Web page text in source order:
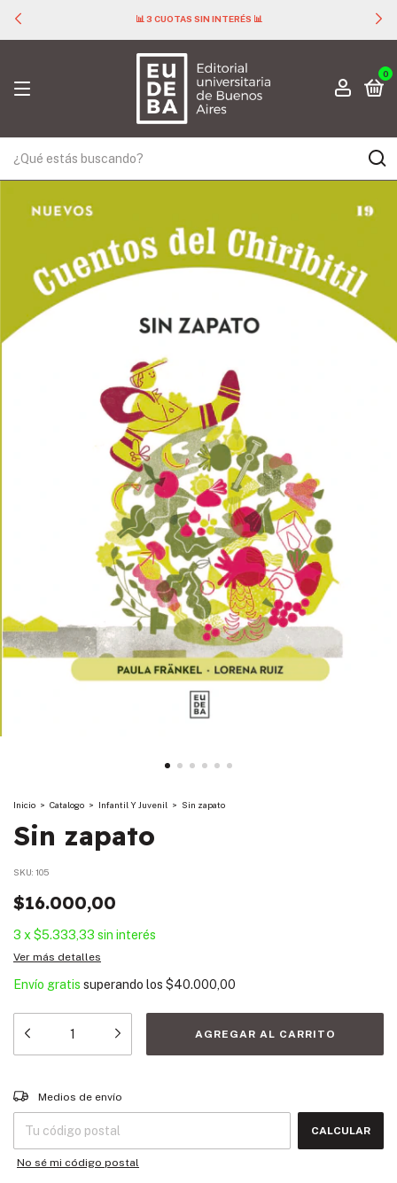
📊 3 CUOTAS SIN INTERÉS 📊
0
Inicio > Catalogo > Infantil Y Juvenil > Sin zapato
Sin zapato
SKU: 105
$16.000,00
3 x $5.333,33 sin interés
Ver más detalles
Envío gratis superando los $40.000,00
Entregas para el CP:
Medios de envío
CALCULAR
No sé mi código postal